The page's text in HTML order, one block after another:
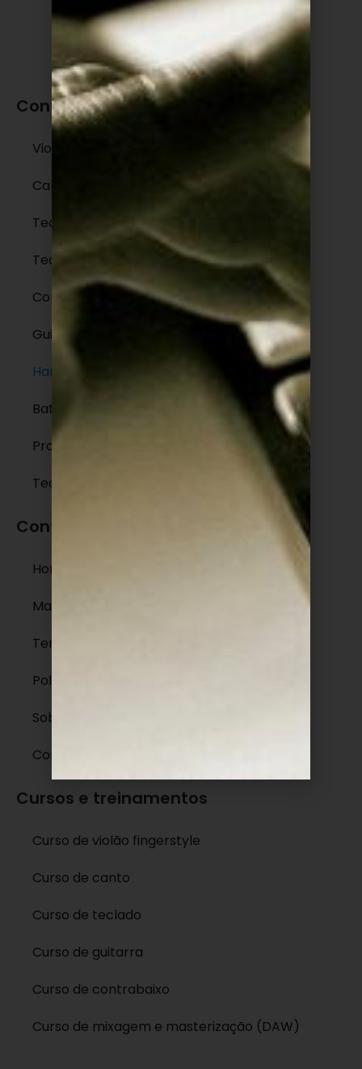
Conteúdos
Violão
Canto
Teclado e Piano
Teoria Musical
ContraBaixo
Guitarra
Harmonia
Bateria
Produção Musical
Tecnologia
Conteúdos legais
Home
Mapa do Site
Termos de Uso
Políticas de Privacidade
Sobre
Contato
Cursos e treinamentos
Curso de violão fingerstyle
Curso de canto
Curso de teclado
Curso de guitarra
Curso de contrabaixo
Curso de mixagem e masterização (DAW)